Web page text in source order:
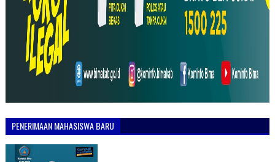
PENERIMAAN MAHASISWA BARU